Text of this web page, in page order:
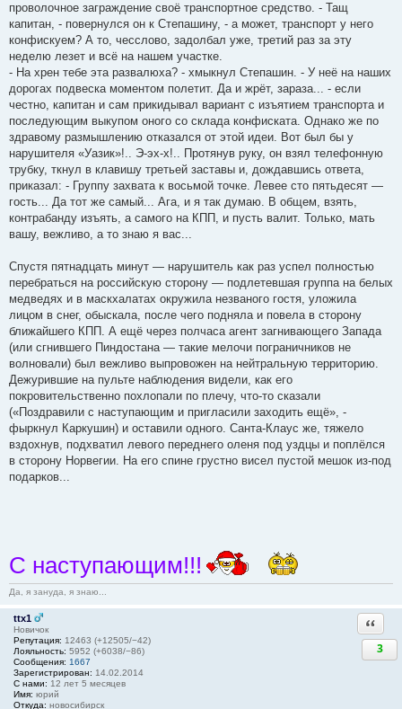
проволочное заграждение своё транспортное средство. - Тащ
капитан, - повернулся он к Степашину, - а может, транспорт у него
конфискуем? А то, чесслово, задолбал уже, третий раз за эту
неделю лезет и всё на нашем участке.
- На хрен тебе эта развалюха? - хмыкнул Степашин. - У неё на наших
дорогах подвеска моментом полетит. Да и жрёт, зараза... - если
честно, капитан и сам прикидывал вариант с изъятием транспорта и
последующим выкупом оного со склада конфиската. Однако же по
здравому размышлению отказался от этой идеи. Вот был бы у
нарушителя «Уазик»!.. Э-эх-х!.. Протянув руку, он взял телефонную
трубку, ткнул в клавишу третьей заставы и, дождавшись ответа,
приказал: - Группу захвата к восьмой точке. Левее сто пятьдесят —
гость... Да тот же самый... Ага, и я так думаю. В общем, взять,
контрабанду изъять, а самого на КПП, и пусть валит. Только, мать
вашу, вежливо, а то знаю я вас...
Спустя пятнадцать минут — нарушитель как раз успел полностью
перебраться на российскую сторону — подлетевшая группа на белых
медведях и в маскхалатах окружила незваного гостя, уложила
лицом в снег, обыскала, после чего подняла и повела в сторону
ближайшего КПП. А ещё через полчаса агент загнивающего Запада
(или сгнившего Пиндостана — такие мелочи пограничников не
волновали) был вежливо выпровожен на нейтральную территорию.
Дежурившие на пульте наблюдения видели, как его
покровительственно похлопали по плечу, что-то сказали
(«Поздравили с наступающим и пригласили заходить ещё», -
фыркнул Каркушин) и оставили одного. Санта-Клаус же, тяжело
вздохнув, подхватил левого переднего оленя под уздцы и поплёлся
в сторону Норвегии. На его спине грустно висел пустой мешок из-под
подарков...
С наступающим!!!
Да, я зануда, я знаю...
ttx1
Новичок
Репутация: 12463 (+12505/−42)
Лояльность: 5952 (+6038/−86)
Сообщения: 1667
Зарегистрирован: 14.02.2014
С нами: 12 лет 5 месяцев
Имя: юрий
Откуда: новосибирск
3